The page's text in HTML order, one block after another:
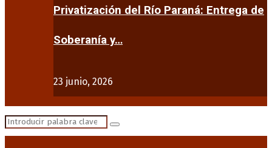
Privatización del Río Paraná: Entrega de
Soberanía y…
23 junio, 2026
Search
Search